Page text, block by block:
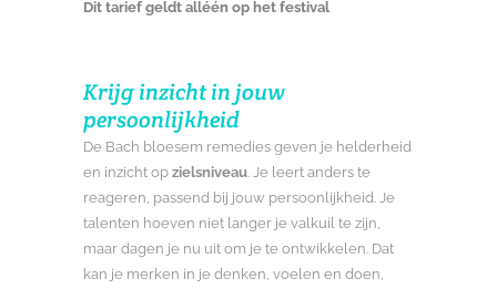
Dit tarief geldt alléén op het festival
Krijg inzicht in jouw
persoonlijkheid
De Bach bloesem remedies geven je helderheid
en inzicht op zielsniveau . Je leert anders te
reageren, passend bij jouw persoonlijkheid. Je
talenten hoeven niet langer je valkuil te zijn,
maar dagen je nu uit om je te ontwikkelen. Dat
kan je merken in je denken, voelen en doen,